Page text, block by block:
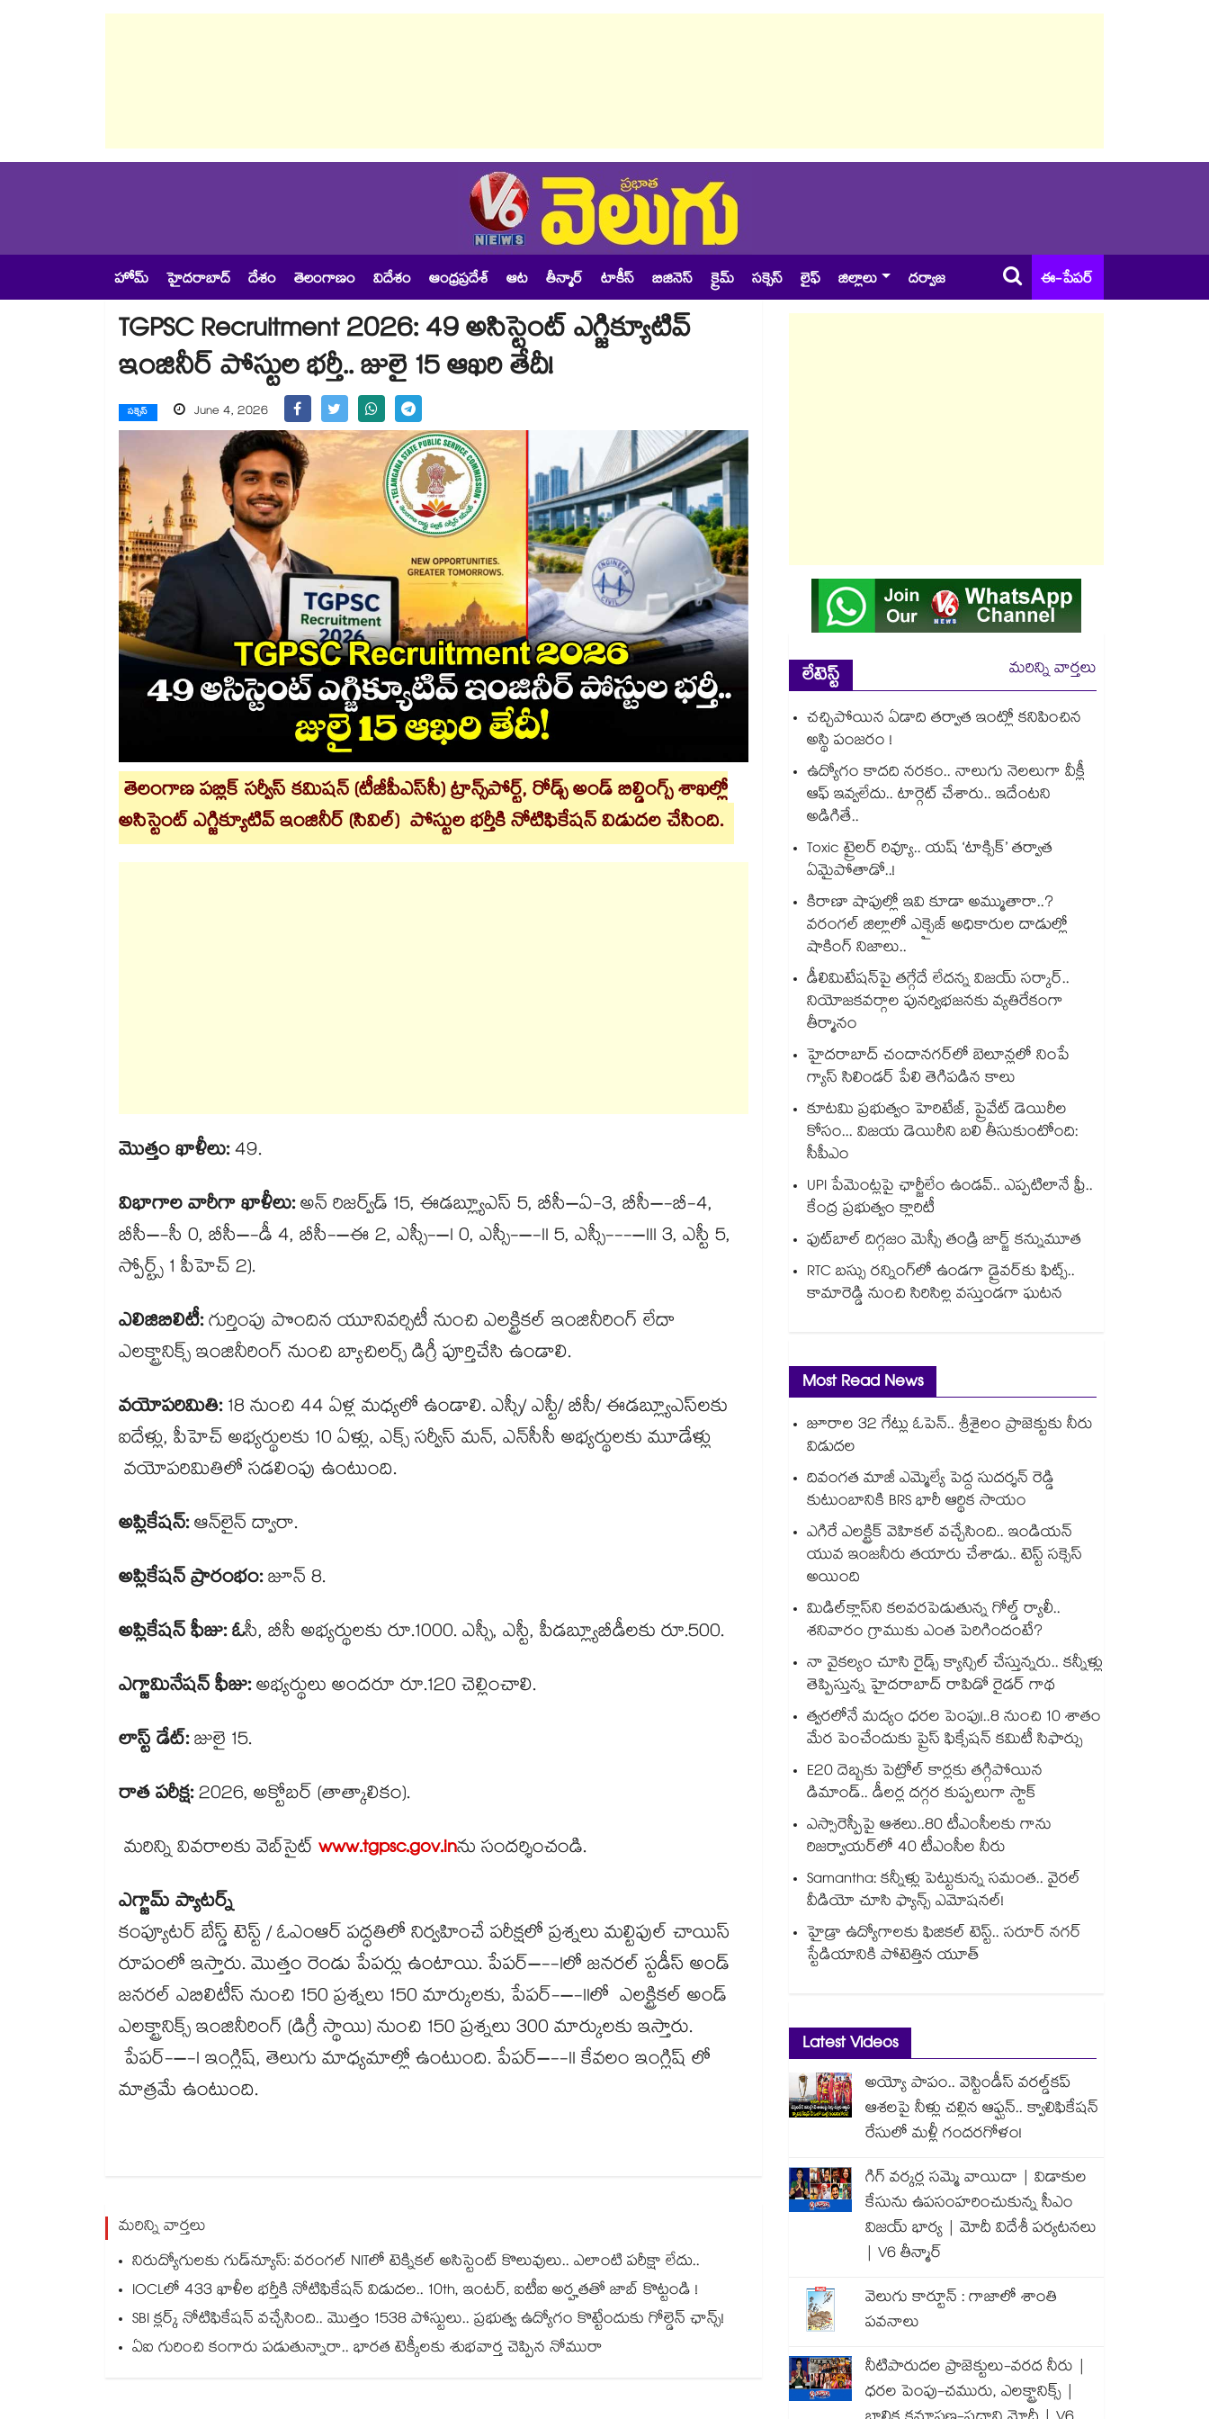
హోమ్ హైదరాబాద్ దేశం తెలంగాణం విదేశం ఆంధ్రప్రదేశ్ ఆట తీన్మార్ టాకీస్ బిజినెస్ క్రైమ్ సక్సెస్ లైఫ్ జిల్లాలు దర్వాజ ఈ-పేపర్
TGPSC Recruitment 2026: 49 అసిస్టెంట్ ఎగ్జిక్యూటివ్
ఇంజినీర్ పోస్టుల భర్తీ.. జులై 15 ఆఖరి తేదీ!
సక్సెస్ June 4, 2026
తెలంగాణ పబ్లిక్ సర్వీస్ కమిషన్ (టీజీపీఎస్​సీ) ట్రాన్స్​పోర్ట్, రోడ్స్ అండ్ బిల్డింగ్స్ శాఖల్లో
అసిస్టెంట్ ఎగ్జిక్యూటివ్ ఇంజినీర్ (సివిల్) పోస్టుల భర్తీకి నోటిఫికేషన్ విడుదల చేసింది.
మొత్తం ఖాళీలు:49.
విభాగాల వారీగా ఖాళీలు:అన్ రిజర్వ్​డ్ 15, ఈడబ్ల్యూఎస్ 5, బీసీ–ఏ-3, బీసీ–-బీ-4,
బీసీ–-సీ 0, బీసీ–-డీ 4, బీసీ-–ఈ 2, ఎస్సీ-–I 0, ఎస్సీ-–-II 5, ఎస్సీ---–III 3, ఎస్టీ 5,
స్పోర్ట్స్ 1 పీహెచ్ 2).
ఎలిజిబిలిటీ:గుర్తింపు పొందిన యూనివర్సిటీ నుంచి ఎలక్ట్రికల్ ఇంజినీరింగ్ లేదా
ఎలక్ట్రానిక్స్ ఇంజినీరింగ్ నుంచి బ్యాచిలర్స్ డిగ్రీ పూర్తిచేసి ఉండాలి.
వయోపరిమితి:18 నుంచి 44 ఏళ్ల మధ్యలో ఉండాలి. ఎస్సీ/ ఎస్టీ/ బీసీ/ ఈడబ్ల్యూఎస్​లకు
ఐదేళ్లు, పీహెచ్ అభ్యర్థులకు 10 ఏళ్లు, ఎక్స్ సర్వీస్ మన్, ఎన్​సీసీ అభ్యర్థులకు మూడేళ్లు
వయోపరిమితిలో సడలింపు ఉంటుంది.
అప్లికేషన్:ఆన్​లైన్ ద్వారా.
అప్లికేషన్ ప్రారంభం:జూన్ 8.
అప్లికేషన్ ఫీజు: ఓసీ, బీసీ అభ్యర్థులకు రూ.1000. ఎస్సీ, ఎస్టీ, పీడబ్ల్యూబీడీలకు రూ.500.
ఎగ్జామినేషన్ ఫీజు:అభ్యర్థులు అందరూ రూ.120 చెల్లించాలి.
లాస్ట్ డేట్:జులై 15.
రాత పరీక్ష:2026, అక్టోబర్ (తాత్కాలికం).
మరిన్ని వివరాలకు వెబ్​సైట్www.tgpsc.gov.inను సందర్శించండి.
ఎగ్జామ్ ప్యాటర్న్
కంప్యూటర్ బేస్డ్ టెస్ట్ / ఓఎంఆర్ పద్ధతిలో నిర్వహించే పరీక్షలో ప్రశ్నలు మల్టిపుల్ చాయిస్
రూపంలో ఇస్తారు. మొత్తం రెండు పేపర్లు ఉంటాయి. పేపర్–--Iలో జనరల్ స్టడీస్ అండ్
జనరల్ ఎబిలిటీస్ నుంచి 150 ప్రశ్నలు 150 మార్కులకు, పేపర్-–-IIలో ఎలక్ట్రికల్​ అండ్
ఎలక్ట్రానిక్స్ ఇంజినీరింగ్ (డిగ్రీ స్థాయి) నుంచి 150 ప్రశ్నలు 300 మార్కులకు ఇస్తారు.
పేపర్-–-I ఇంగ్లిష్, తెలుగు మాధ్యమాల్లో ఉంటుంది. పేపర్–--II కేవలం ఇంగ్లిష్ లో
మాత్రమే ఉంటుంది.
మరిన్ని వార్తలు
నిరుద్యోగులకు గుడ్‌న్యూస్: వరంగల్ NITలో టెక్నికల్ అసిస్టెంట్ కొలువులు.. ఎలాంటి పరీక్షా లేదు..
IOCLలో 433 ఖాళీల భర్తీకి నోటిఫికేషన్ విడుదల.. 10th, ఇంటర్, ఐటీఐ అర్హతతో జాబ్ కొట్టండి !
SBI క్లర్క్ నోటిఫికేషన్ వచ్చేసింది.. మొత్తం 1538 పోస్టులు.. ప్రభుత్వ ఉద్యోగం కొట్టేందుకు గోల్డెన్ ఛాన్స్!
ఏఐ గురించి కంగారు పడుతున్నారా.. భారత టెక్కీలకు శుభవార్త చెప్పిన నోమురా
లేటెస్ట్
మరిన్ని వార్తలు
చచ్చిపోయిన ఏడాది తర్వాత ఇంట్లో కనిపించిన
అస్థి పంజరం !
ఉద్యోగం కాదది నరకం.. నాలుగు నెలలుగా వీక్లీ
ఆఫ్ ఇవ్వలేదు.. టార్గెట్ చేశారు.. ఇదేంటని
అడిగితే..
Toxic ట్రైలర్ రివ్యూ.. యష్ ‘టాక్సిక్’ తర్వాత
ఏమైపోతాడో..!
కిరాణా షాపుల్లో ఇవి కూడా అమ్ముతారా..?
వరంగల్ జిల్లాలో ఎక్సైజ్ అధికారుల దాడుల్లో
షాకింగ్ నిజాలు..
డీలిమిటేషన్‎పై తగ్గేదే లేదన్న విజయ్ సర్కార్..
నియోజకవర్గాల పునర్విభజనకు వ్యతిరేకంగా
తీర్మానం
హైదరాబాద్⁪ చందానగర్⁫లో బెలూన్లలో నింపే
గ్యాస్ సిలిండర్ పేలి తెగిపడిన కాలు
కూటమి ప్రభుత్వం హెరిటేజ్, ప్రైవేట్ డెయిరీల
కోసం... విజయ డెయిరీని బలి తీసుకుంటోంది:
సీపీఎం
UPI పేమెంట్లపై ఛార్జీలేం ఉండవ్.. ఎప్పటిలానే ఫ్రీ..
కేంద్ర ప్రభుత్వం క్లారిటీ
ఫుట్‎బాల్ దిగ్గజం మెస్సీ తండ్రి జార్జ్ కన్నుమూత
RTC బస్సు రన్నింగ్⁫లో ఉండగా డ్రైవర్‌కు ఫిట్స్..
కామారెడ్డి నుంచి సిరిసిల్ల వస్తుండగా ఘటన
Most Read News
జూరాల 32 గేట్లు ఓపెన్.. శ్రీశైలం ప్రాజెక్టుకు నీరు
విడుదల
దివంగత మాజీ ఎమ్మెల్యే పెద్ద సుదర్శన్ రెడ్డి
కుటుంబానికి BRS భారీ ఆర్థిక సాయం
ఎగిరే ఎలక్ట్రిక్ వెహికల్ వచ్చేసింది.. ఇండియన్
యువ ఇంజనీరు తయారు చేశాడు.. టెస్ట్ సక్సెస్
అయింది
మిడిల్‌క్లాస్‌ని కలవరపెడుతున్న గోల్డ్ ర్యాలీ..
శనివారం గ్రాముకు ఎంత పెరిగిందంటే?
నా వైకల్యం చూసి రైడ్స్ క్యాన్సిల్ చేస్తున్నరు.. కన్నీళ్లు
తెప్పిస్తున్న హైదరాబాద్ రాపిడో రైడర్ గాథ
త్వరలోనే మద్యం ధ‌‌ర‌‌ల పెంపు!..8 నుంచి 10 శాతం
మేర పెంచేందుకు ప్రైస్ ఫిక్సేష‌‌న్ క‌‌మిటీ సిఫార్సు
E20 దెబ్బకు పెట్రోల్ కార్లకు తగ్గిపోయిన
డిమాండ్.. డీలర్ల దగ్గర కుప్పలుగా స్టాక్
ఎస్సారెస్పీపై ఆశలు..80 టీఎంసీలకు గాను
రిజర్వాయర్‌‌‌‌‌‌‌‌‌‌‌‌‌‌‌‌లో 40 టీఎంసీల నీరు
Samantha: కన్నీళ్లు పెట్టుకున్న సమంత.. వైరల్
వీడియో చూసి ఫ్యాన్స్ ఎమోషనల్!
హైడ్రా ఉద్యోగాలకు ఫిజికల్ టెస్ట్.. సరూర్ నగర్
స్టేడియానికి పోటెత్తిన యూత్
Latest Videos
అయ్యో పాపం.. వెస్టిండీస్ వరల్డ్‌కప్
ఆశలపై నీళ్లు చల్లిన ఆఫ్ఘన్.. క్వాలిఫికేషన్
రేసులో మళ్లీ గందరగోళం!
గిగ్ వర్కర్ల సమ్మె వాయిదా | విడాకుల
కేసును ఉపసంహరించుకున్న సీఎం
విజయ్ భార్య | మోదీ విదేశీ పర్యటనలు
| V6 తీన్మార్
వెలుగు కార్టూన్ : గాజాలో శాంతి
పవనాలు
నీటిపారుదల ప్రాజెక్టులు-వరద నీరు |
ధరల పెంపు-చమురు, ఎలక్ట్రానిక్స్ |